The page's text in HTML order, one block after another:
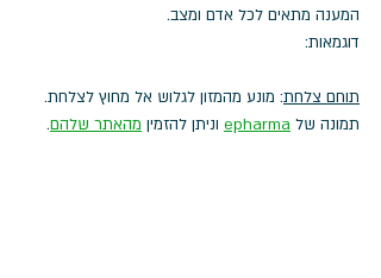
המענה מתאים לכל אדם ומצב.
דוגמאות:
תוחם צלחת: מונע מהמזון לגלוש אל מחוץ לצלחת.
תמונה של epharma וניתן להזמין מהאתר שלהם.